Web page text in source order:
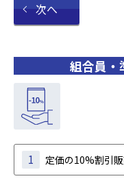
組合員・
1 定価の10%割引
次へ